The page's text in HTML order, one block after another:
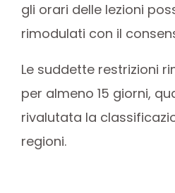
gli orari delle lezioni
rimodulati con il
Le suddette restrizioni
per almeno 15 giorni,
rivalutata la
regioni.